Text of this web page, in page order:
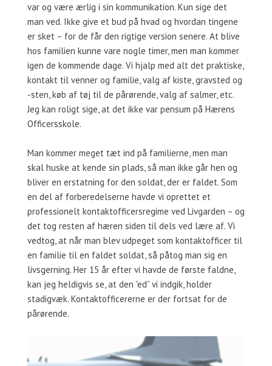
var og være ærlig i sin kommunikation. Kun sige det
man ved. Ikke give et bud på hvad og hvordan tingene
er sket – for de får den rigtige version senere. At blive
hos familien kunne vare nogle timer, men man kommer
igen de kommende dage. Vi hjalp med alt det praktiske,
kontakt til venner og familie, valg af kiste, gravsted og
-sten, køb af tøj til de pårørende, valg af salmer, etc.
Jeg kan roligt sige, at det ikke var pensum på Hærens
Officersskole.
Man kommer meget tæt ind på familierne, men man
skal huske at kende sin plads, så man ikke går hen og
bliver en erstatning for den soldat, der er faldet. Som
en del af forberedelserne havde vi oprettet et
professionelt kontaktofficersregime ved Livgarden – og
det tog resten af hæren siden til dels ved lære af. Vi
vedtog, at når man blev udpeget som kontaktofficer til
en familie til en faldet soldat, så påtog man sig en
livsgerning. Her 15 år efter vi havde de første faldne,
kan jeg heldigvis se, at den ”ed” vi indgik, holder
stadigvæk. Kontaktofficererne er der fortsat for de
pårørende.